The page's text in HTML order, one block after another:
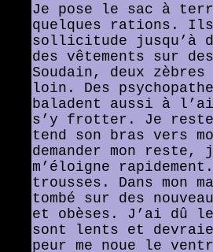
Je pose le sac à
quelques rations.
sollicitude jusqu’à
des vêtements sur
Soudain, deux zèbres
loin. Des
baladent aussi à
s’y frotter. Je reste
tend son bras vers
demander mon
m’éloigne
trousses. Dans mon
tombé sur des
et obèses. J’ai dû
sont lents et
peur me noue le